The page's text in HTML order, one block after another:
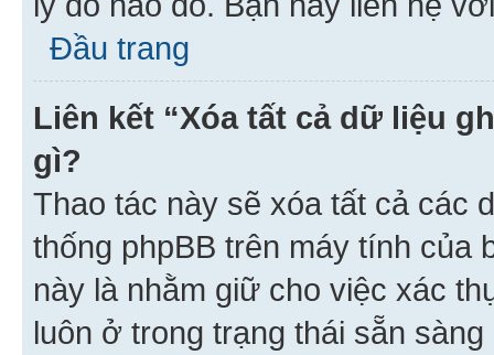
Đầu trang
Liên kết “Xóa tất cả dữ liệu
gì?
Thao tác này sẽ xóa tất cả các
thống phpBB trên máy tính của
này là nhằm giữ cho việc xác
luôn ở trong trạng thái sẵn